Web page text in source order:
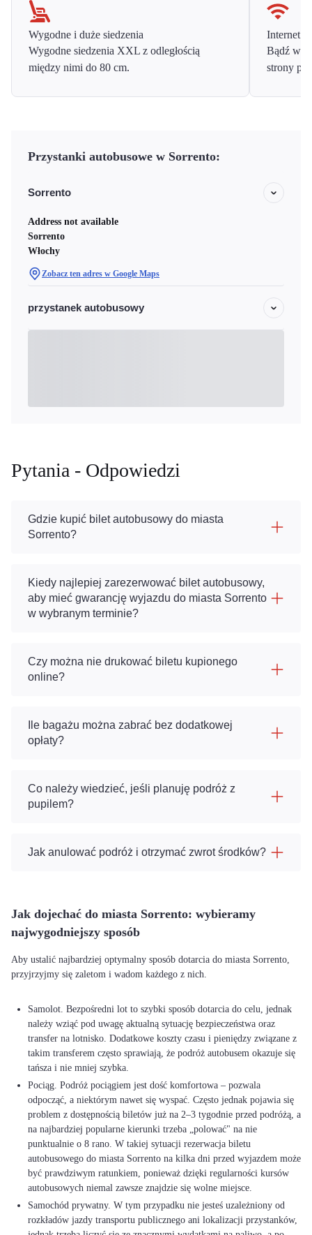
Wygodne i duże siedzenia
Wygodne siedzenia XXL z odległością
między nimi do 80 cm.
Internet
Bądź w
strony
Przystanki autobusowe w Sorrento:
Sorrento
Address not available
Sorrento
Włochy
Zobacz ten adres w Google Maps
przystanek autobusowy
Pytania - Odpowiedzi
Gdzie kupić bilet autobusowy do miasta
Sorrento?
Kiedy najlepiej zarezerwować bilet autobusowy,
aby mieć gwarancję wyjazdu do miasta Sorrento
w wybranym terminie?
Czy można nie drukować biletu kupionego
online?
Ile bagażu można zabrać bez dodatkowej
opłaty?
Co należy wiedzieć, jeśli planuję podróż z
pupilem?
Jak anulować podróż i otrzymać zwrot środków?
Jak dojechać do miasta Sorrento: wybieramy
najwygodniejszy sposób
Aby ustalić najbardziej optymalny sposób dotarcia do miasta Sorrento,
przyjrzyjmy się zaletom i wadom każdego z nich.
Samolot. Bezpośredni lot to szybki sposób dotarcia do celu, jednak
należy wziąć pod uwagę aktualną sytuację bezpieczeństwa oraz
transfer na lotnisko. Dodatkowe koszty czasu i pieniędzy związane z
takim transferem często sprawiają, że podróż autobusem okazuje się
tańsza i nie mniej szybka.
Pociąg. Podróż pociągiem jest dość komfortowa – pozwala
odpocząć, a niektórym nawet się wyspać. Często jednak pojawia się
problem z dostępnością biletów już na 2–3 tygodnie przed podróżą, a
na najbardziej popularne kierunki trzeba „polować" na nie
punktualnie o 8 rano. W takiej sytuacji rezerwacja biletu
autobusowego do miasta Sorrento na kilka dni przed wyjazdem może
być prawdziwym ratunkiem, ponieważ dzięki regularności kursów
autobusowych niemal zawsze znajdzie się wolne miejsce.
Samochód prywatny. W tym przypadku nie jesteś uzależniony od
rozkładów jazdy transportu publicznego ani lokalizacji przystanków,